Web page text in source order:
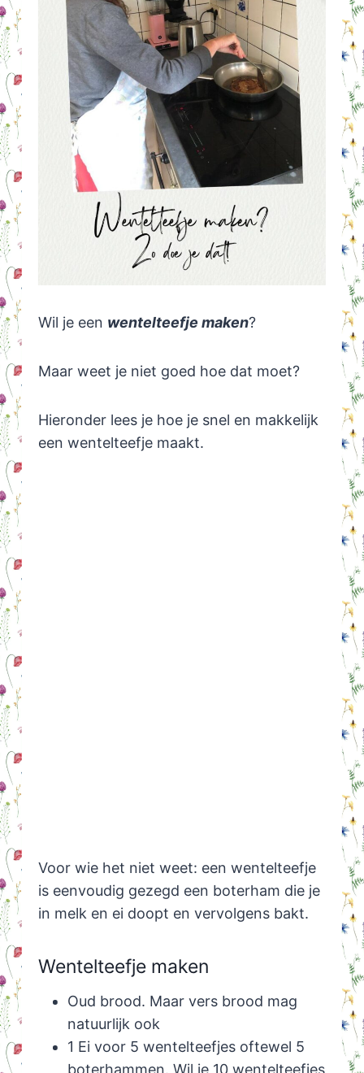
Wil je een wentelteefje maken?
Maar weet je niet goed hoe dat moet?
Hieronder lees je hoe je snel en makkelijk
een wentelteefje maakt.
Voor wie het niet weet: een wentelteefje
is eenvoudig gezegd een boterham die je
in melk en ei doopt en vervolgens bakt.
Wentelteefje maken
Oud brood. Maar vers brood mag
natuurlijk ook
1 Ei voor 5 wentelteefjes oftewel 5
boterhammen. Wil je 10 wentelteefjes